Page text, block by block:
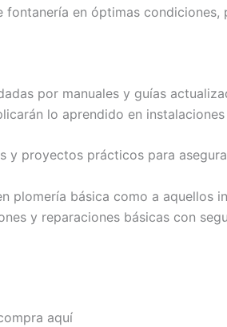
fontanería en óptimas
por manuales y guías
lo aprendido en
proyectos prácticos para
básica como a aquellos
y reparaciones básicas con
aquí